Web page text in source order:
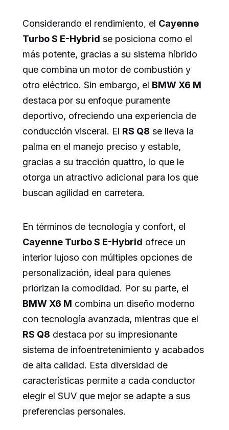
Considerando el rendimiento, el Cayenne
Turbo S E-Hybrid se posiciona como el
más potente, gracias a su sistema híbrido
que combina un motor de combustión y
otro eléctrico. Sin embargo, el BMW X6 M
destaca por su enfoque puramente
deportivo, ofreciendo una experiencia de
conducción visceral. El RS Q8 se lleva la
palma en el manejo preciso y estable,
gracias a su tracción quattro, lo que le
otorga un atractivo adicional para los que
buscan agilidad en carretera.
En términos de tecnología y confort, el
Cayenne Turbo S E-Hybrid ofrece un
interior lujoso con múltiples opciones de
personalización, ideal para quienes
priorizan la comodidad. Por su parte, el
BMW X6 M combina un diseño moderno
con tecnología avanzada, mientras que el
RS Q8 destaca por su impresionante
sistema de infoentretenimiento y acabados
de alta calidad. Esta diversidad de
características permite a cada conductor
elegir el SUV que mejor se adapte a sus
preferencias personales.